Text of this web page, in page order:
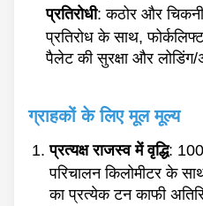
प्रतिरोधी: कठोर और
प्रतिरोध के साथ,
पैलेट की सुरक्षा और लोडिंग/
ग्राहकों के लिए मूल मूल्य
प्रत्यक्ष राजस्व में वृद्धि:
परिचालन किलोमीटर के
का प्रत्येक टन काफी